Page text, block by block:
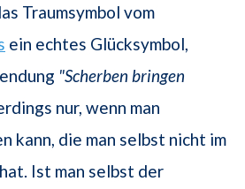
Traumsymbol vom
ein echtes Glücksymbol,
"Scherben bringen
nur, wenn man
kann, die man selbst nicht im
Ist man selbst der